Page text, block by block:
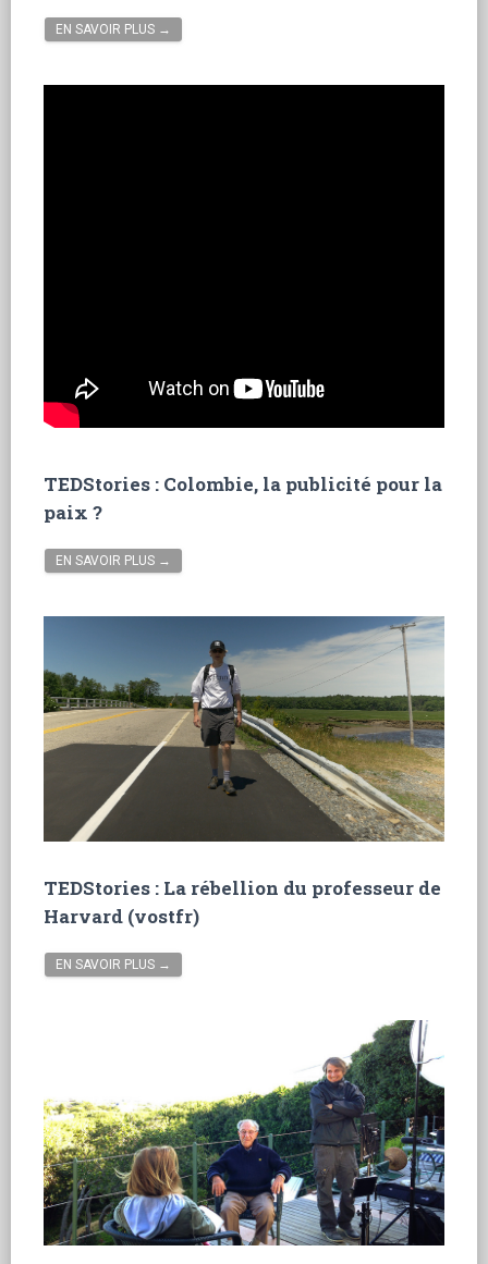
EN SAVOIR PLUS →
TEDStories : Colombie, la publicité pour la
paix ?
EN SAVOIR PLUS →
TEDStories : La rébellion du professeur de
Harvard (vostfr)
EN SAVOIR PLUS →